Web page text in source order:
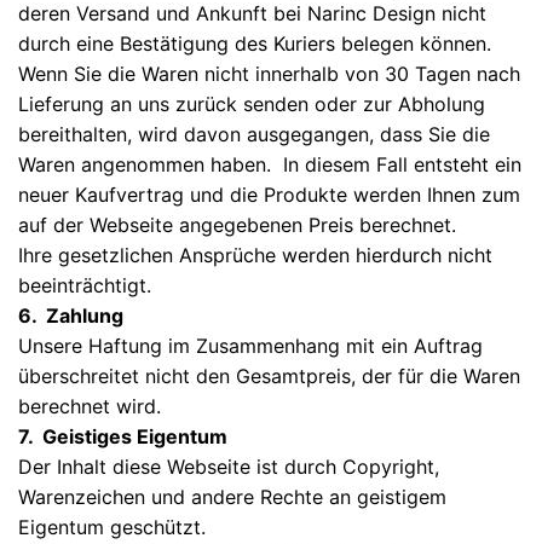
deren Versand und Ankunft bei Narinc Design nicht
durch eine Bestätigung des Kuriers belegen können.
Wenn Sie die Waren nicht innerhalb von 30 Tagen nach
Lieferung an uns zurück senden oder zur Abholung
bereithalten, wird davon ausgegangen, dass Sie die
Waren angenommen haben. In diesem Fall entsteht ein
neuer Kaufvertrag und die Produkte werden Ihnen zum
auf der Webseite angegebenen Preis berechnet.
Ihre gesetzlichen Ansprüche werden hierdurch nicht
beeinträchtigt.
6. Zahlung
Unsere Haftung im Zusammenhang mit ein Auftrag
überschreitet nicht den Gesamtpreis, der für die Waren
berechnet wird.
7. Geistiges Eigentum
Der Inhalt diese Webseite ist durch Copyright,
Warenzeichen und andere Rechte an geistigem
Eigentum geschützt.